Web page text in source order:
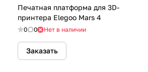
Печатная платформа для 3D-
принтера Elegoo Mars 4
0 0 Нет в наличии
Заказать